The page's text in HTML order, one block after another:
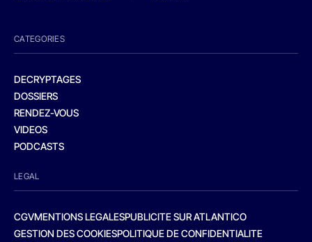
CATEGORIES
DECRYPTAGES
DOSSIERS
RENDEZ-VOUS
VIDEOS
PODCASTS
LEGAL
CGVMENTIONS LEGALESPUBLICITE SUR ATLANTICO
GESTION DES COOKIESPOLITIQUE DE CONFIDENTIALITE